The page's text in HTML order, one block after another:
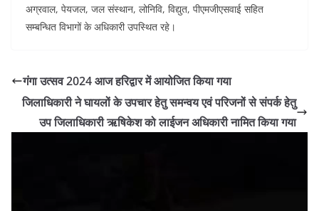
अग्रवाल, पेयजल, जल संस्थान, लोनिवि, विद्युत, पीएमजीएसवाई सहित
सम्बन्धित विभागों के अधिकारी उपस्थित रहे।
गंगा उत्सव 2024 आज हरिद्वार में आयोजित किया गया
जिलाधिकारी ने घायलों के उपचार हेतु समन्वय एवं परिजनों से संपर्क हेतु
उप जिलाधिकारी ऋषिकेश को लाईजन अधिकारी नामित किया गया